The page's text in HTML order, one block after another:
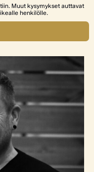
Muut kysymykset auttavat
henkilölle.